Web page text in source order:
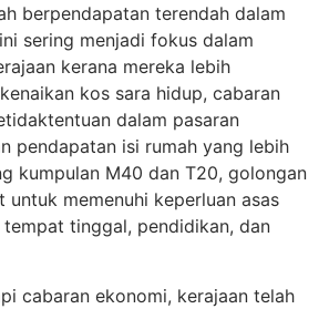
berpendapatan terendah dalam
sering menjadi fokus dalam
kerana mereka lebih
kos sara hidup, cabaran
dalam pasaran
pendapatan isi rumah yang lebih
kumpulan M40 dan T20, golongan
untuk memenuhi keperluan asas
tinggal, pendidikan, dan
cabaran ekonomi, kerajaan telah